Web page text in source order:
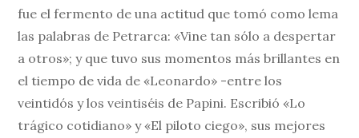
fue el fermento de una actitud que tomó como lema
las palabras de Petrarca: «Vine tan sólo a despertar
a otros»; y que tuvo sus momentos más brillantes en
el tiempo de vida de «Leonardo» -entre los
veintidós y los veintiséis de Papini. Escribió «Lo
trágico cotidiano» y «El piloto ciego», sus mejores